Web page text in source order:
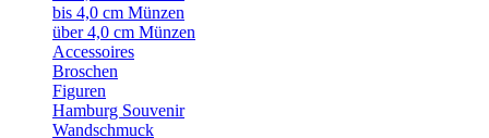
bis 4,0 cm Münzen
über 4,0 cm Münzen
Accessoires
Broschen
Figuren
Hamburg Souvenir
Wandschmuck